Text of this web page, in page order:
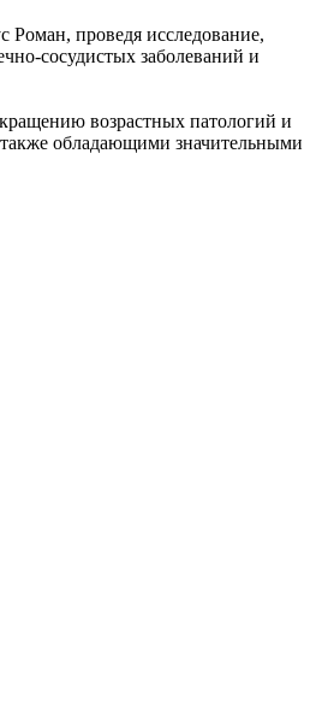
Роман, проведя исследование,
сосудистых заболеваний и
возрастных патологий и
обладающими значительными